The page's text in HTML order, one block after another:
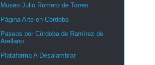
Museo Julio Romero de Torres
Página Arte en Córdoba
Paseos por Córdoba de Ramírez de
Arellano
Plataforma A Desalambrar